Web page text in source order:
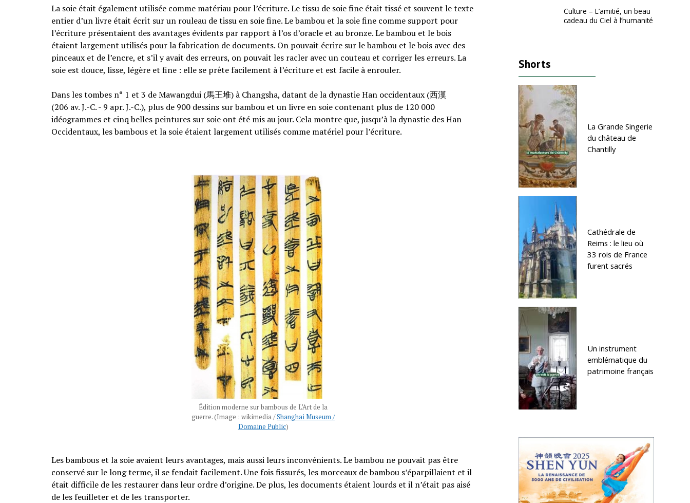
La soie était également utilisée comme matériau pour l’écriture. Le tissu de soie fine était tissé et souvent le texte
entier d’un livre était écrit sur un rouleau de tissu en soie fine. Le bambou et la soie fine comme support pour
l’écriture présentaient des avantages évidents par rapport à l’os d’oracle et au bronze. Le bambou et le bois
étaient largement utilisés pour la fabrication de documents. On pouvait écrire sur le bambou et le bois avec des
pinceaux et de l’encre, et s’il y avait des erreurs, on pouvait les racler avec un couteau et corriger les erreurs. La
soie est douce, lisse, légère et fine : elle se prête facilement à l’écriture et est facile à enrouler.
Dans les tombes n° 1 et 3 de Mawangdui (馬王堆) à Changsha, datant de la dynastie Han occidentaux (西漢
(206 av. J.-C. - 9 apr. J.-C.), plus de 900 dessins sur bambou et un livre en soie contenant plus de 120 000
idéogrammes et cinq belles peintures sur soie ont été mis au jour. Cela montre que, jusqu’à la dynastie des Han
Occidentaux, les bambous et la soie étaient largement utilisés comme matériel pour l’écriture.
Édition moderne sur bambous de L’Art de la
guerre.(Image : wikimedia /Shanghai Museum /
Domaine Public)
Les bambous et la soie avaient leurs avantages, mais aussi leurs inconvénients. Le bambou ne pouvait pas être
conservé sur le long terme, il se fendait facilement. Une fois fissurés, les morceaux de bambou s’éparpillaient et il
était difficile de les restaurer dans leur ordre d’origine. De plus, les documents étaient lourds et il n’était pas aisé
de les feuilleter et de les transporter.
Culture – L’amitié, un beau
cadeau du Ciel à l’humanité
Shorts
La Grande Singerie
du château de
Chantilly
Cathédrale de
Reims : le lieu où
33 rois de France
furent sacrés
Un instrument
emblématique du
patrimoine français